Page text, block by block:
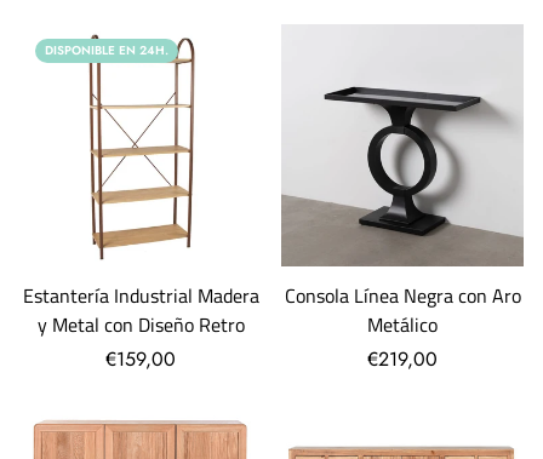
DISPONIBLE EN 24H.
Estantería Industrial Madera
y Metal con Diseño Retro
€159,00
Consola Línea Negra con Aro
Metálico
€219,00